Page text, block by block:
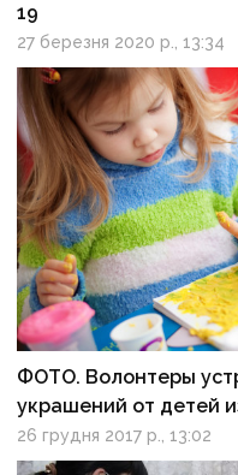
19
27 березня 2020 р., 13:34
ФОТО. Волонтеры
украшений от детей
26 грудня 2017 р., 13:02